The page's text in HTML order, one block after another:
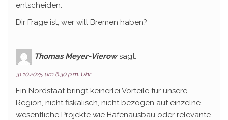
entscheiden.
Dir Frage ist, wer will Bremen haben?
Thomas Meyer-Vierow sagt:
31.10.2025 um 6:30 p.m. Uhr
Ein Nordstaat bringt keinerlei Vorteile für unsere
Region, nicht fiskalisch, nicht bezogen auf einzelne
wesentliche Projekte wie Hafenausbau oder relevante